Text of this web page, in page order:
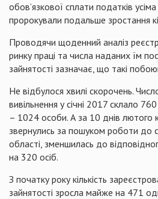
обов’язкової сплати податків
пророкували подальше зростання
Проводячи щоденний аналіз
ринку праці та числа наданих їм
зайнятості зазначає, що такі
Не відбулося хвилі скорочень.
вивільнення у січні 2017 склало
– 1024 особи. А за 10 днів лютого
звернулись за пошуком роботи до
області, зменшилась до
на 320 осіб.
З початку року кількість
зайнятості зросла майже на 471